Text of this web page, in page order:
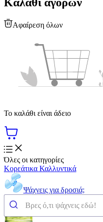
Αφαίρεση όλων
Το καλάθι είναι άδειο
Όλες οι κατηγορίες
Κορεάτικα Καλλυντικά
Ψάχνεις για δροσιά;